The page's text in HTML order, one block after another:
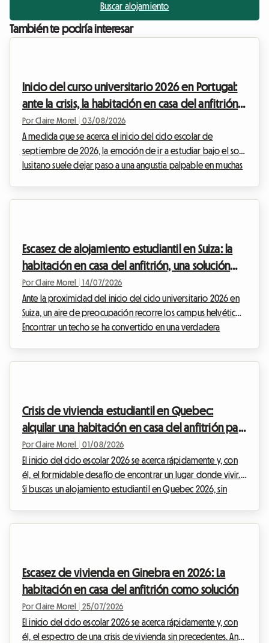
Buscar alojamiento
También te podría interesar
Inicio del curso universitario 2026 en Portugal:
ante la crisis, la habitación en casa del anfitrión
se impone
Por Claire Morel 03/08/2026
A medida que se acerca el inicio del ciclo escolar de
septiembre de 2026, la emoción de ir a estudiar bajo el sol
lusitano suele dejar paso a una angustia palpable en muchas
acompañamos cada año a miles de...
Escasez de alojamiento estudiantil en Suiza: la
habitación en casa del anfitrión, una solución
vital para 2026
Por Claire Morel 14/07/2026
Ante la proximidad del inicio del ciclo universitario 2026 en
Suiza, un aire de preocupación recorre los campus helvéticos.
Encontrar un techo se ha convertido en una verdadera
grandes metrópolis universitarias como...
Crisis de vivienda estudiantil en Quebec:
alquilar una habitación en casa del anfitrión para
el ciclo escolar 2026
Por Claire Morel 01/08/2026
El inicio del ciclo escolar 2026 se acerca rápidamente y, con
él, el formidable desafío de encontrar un lugar donde vivir.
Si buscas un alojamiento estudiantil en Quebec 2026, sin
difícil. En Roomlala, observamos de cerc...
Escasez de vivienda en Ginebra en 2026: La
habitación en casa del anfitrión como solución
Por Claire Morel 25/07/2026
El inicio del ciclo escolar 2026 se acerca rápidamente y, con
él, el espectro de una crisis de vivienda sin precedentes. Ante